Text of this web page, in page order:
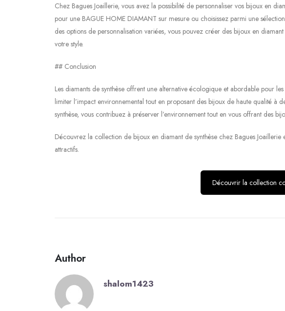
Chez Bagues Joaillerie, vous avez la possibilité de personnaliser vos bijoux en
pour une BAGUE HOME DIAMANT sur mesure ou choisissez parmi une
des options de personnalisation variées, vous pouvez créer des bijoux en
votre style.
## Conclusion
Les diamants de synthèse offrent une alternative écologique et abordable pour
limiter l’impact environnemental tout en proposant des bijoux de haute qualité à
synthèse, vous contribuez à préserver l’environnement tout en vous offrant des
Découvrez la collection de bijoux en diamant de synthèse chez Bagues Joaillerie
attractifs.
Découvrir la collection
Author
shalom1423